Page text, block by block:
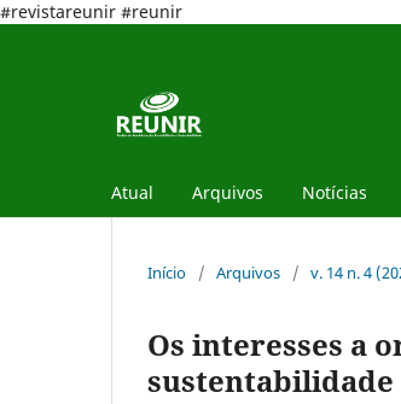
#revistareunir #reunir
Atual Arquivos Notícias
Início / Arquivos / v. 14 n. 4
Os interesses a
sustentabilidade